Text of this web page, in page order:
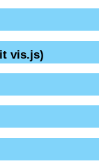
vis.js)